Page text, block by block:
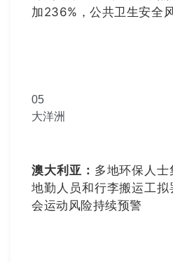
加236%，公共卫生安全
05
大洋洲
澳大利亚： 多地环保人
地勤人员和行李搬运工
会运动风险持续预警